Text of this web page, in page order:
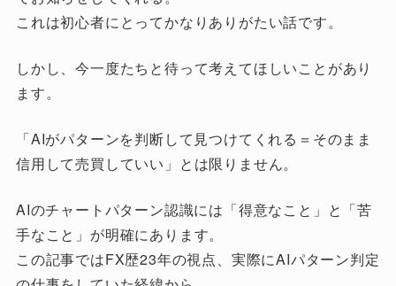
これは初心者にとってかなりありがたい話です。
しかし、今一度たちと待って考えてほしいことがあり
ます。
「AIがパターンを判断して見つけてくれる＝そのまま
信用して売買していい」とは限りません。
AIのチャートパターン認識には「得意なこと」と「苦
手なこと」が明確にあります。
この記事ではFX歴23年の視点、実際にAIパターン判定